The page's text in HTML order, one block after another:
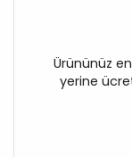
Ürününüz
yerine